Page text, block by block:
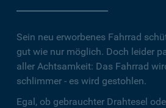
Sein neu erworbenes Fahrrad
gut wie nur möglich. Doch leider
aller Achtsamkeit: Das Fahrrad
schlimmer - es wird gestohlen.
Egal, ob gebrauchter Drahtesel